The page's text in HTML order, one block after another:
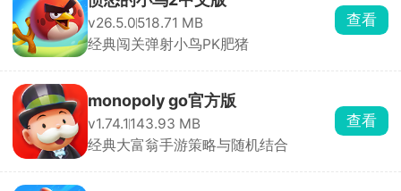
v26.5.0518.71 MB
经典闯关弹射小鸟PK肥猪
查看
monopoly go官方版
v1.74.1 143.93 MB
经典大富翁手游策略与随机结合
查看